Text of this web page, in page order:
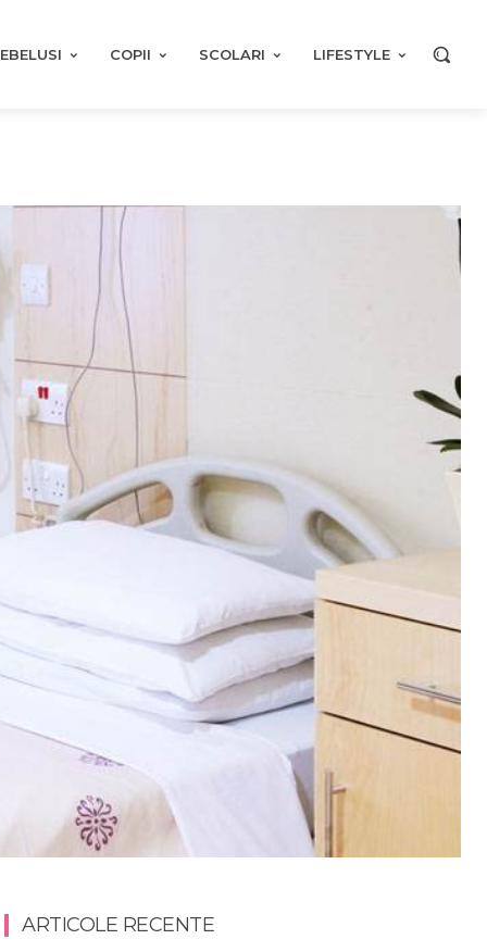
COPII SCOLARI LIFESTYLE
ARTICOLE RECENTE